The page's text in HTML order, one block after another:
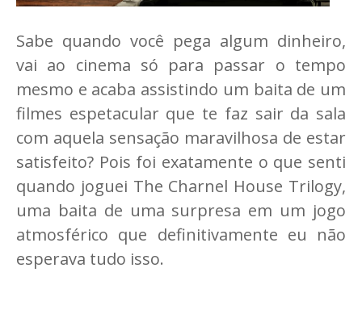
Sabe quando você pega algum dinheiro,
vai ao cinema só para passar o tempo
mesmo e acaba assistindo um baita de um
filmes espetacular que te faz sair da sala
com aquela sensação maravilhosa de estar
satisfeito? Pois foi exatamente o que senti
quando joguei The Charnel House Trilogy,
uma baita de uma surpresa em um jogo
atmosférico que definitivamente eu não
esperava tudo isso.